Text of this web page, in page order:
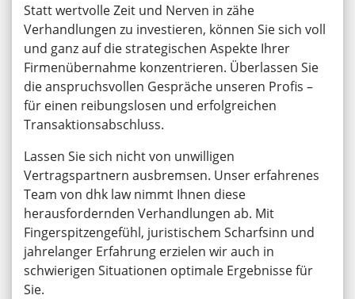
Statt wertvolle Zeit und Nerven in zähe
Verhandlungen zu investieren, können Sie sich voll
und ganz auf die strategischen Aspekte Ihrer
Firmenübernahme konzentrieren. Überlassen Sie
die anspruchsvollen Gespräche unseren Profis –
für einen reibungslosen und erfolgreichen
Transaktionsabschluss.
Lassen Sie sich nicht von unwilligen
Vertragspartnern ausbremsen. Unser erfahrenes
Team von dhk law nimmt Ihnen diese
herausfordernden Verhandlungen ab. Mit
Fingerspitzengefühl, juristischem Scharfsinn und
jahrelanger Erfahrung erzielen wir auch in
schwierigen Situationen optimale Ergebnisse für
Sie.